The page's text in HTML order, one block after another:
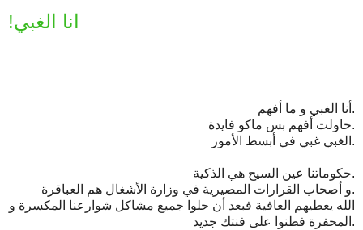
!انا الغبي
أنا الغبي و ما أفهم.
حاولت أفهم بس ماكو فايدة.
الغبي غبي في أبسط الأمور.
حكوماتنا عين السيح هي الذكية.
و أصحاب القرارات المصيرية في وزارة الأشغال هم العباقرة.
الله يعطيهم العافية فبعد أن حلوا جميع مشاكل شوارعنا المكسرة و
المحفرة فطنوا على فنتك جديد.